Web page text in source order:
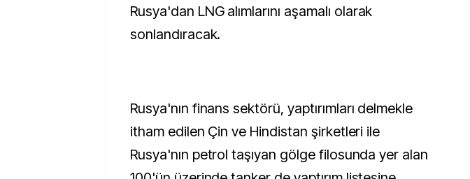
Rusya'dan LNG alımlarını aşamalı olarak
sonlandıracak.
Rusya'nın finans sektörü, yaptırımları delmekle
itham edilen Çin ve Hindistan şirketleri ile
Rusya'nın petrol taşıyan gölge filosunda yer alan